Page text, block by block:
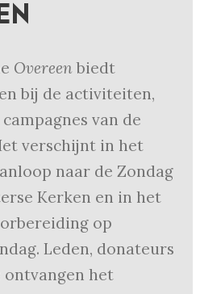
Overeen biedt
bij de activiteiten,
van de
verschijnt in het
naar de Zondag
Kerken en in het
op
Leden, donateurs
ontvangen het